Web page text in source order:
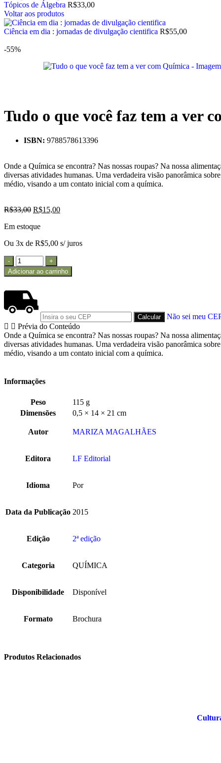
Tópicos de Álgebra R$33,00
Voltar aos produtos
Ciência em dia : jornadas de divulgação cientifica R$55,00
-55%
Tudo o que você faz tem a ver
ISBN: 9788578613396
Onde a Química se encontra? Nas nossas roupas? Na nossa
diversas atividades humanas. Uma verdadeira visão panorâmica
médio, visando a um contato inicial com a química.
R$33,00 R$15,00
Em estoque
Ou 3x de R$5,00 s/ juros
Adicionar ao carrinho
Não sei meu
Prévia do Conteúdo
Onde a Química se encontra? Nas nossas roupas? Na nossa
diversas atividades humanas. Uma verdadeira visão panorâmica
médio, visando a um contato inicial com a química.
Informações
Peso
115 g
Dimensões
0,5 × 14 × 21 cm
Autor MARIZA MAGALHÃES
Editora LF Editorial
Idioma Por
Data da Publicação 2015
Edição 2ª edição
Categoria QUÍMICA
Disponibilidade Disponível
Formato Brochura
Produtos Relacionados